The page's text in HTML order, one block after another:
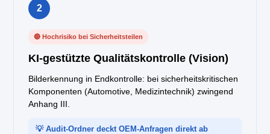
2
🔴 Hochrisiko bei Sicherheitsteilen
KI-gestützte Qualitätskontrolle (Vision)
Bilderkennung in Endkontrolle: bei sicherheitskritischen
Komponenten (Automotive, Medizintechnik) zwingend
Anhang III.
💡 Audit-Ordner deckt OEM-Anfragen direkt ab